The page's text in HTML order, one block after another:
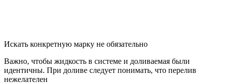
Искать конкретную марку не обязательно
Важно, чтобы жидкость в системе и доливаемая были
идентичны. При доливе следует понимать, что перелив
нежелателен